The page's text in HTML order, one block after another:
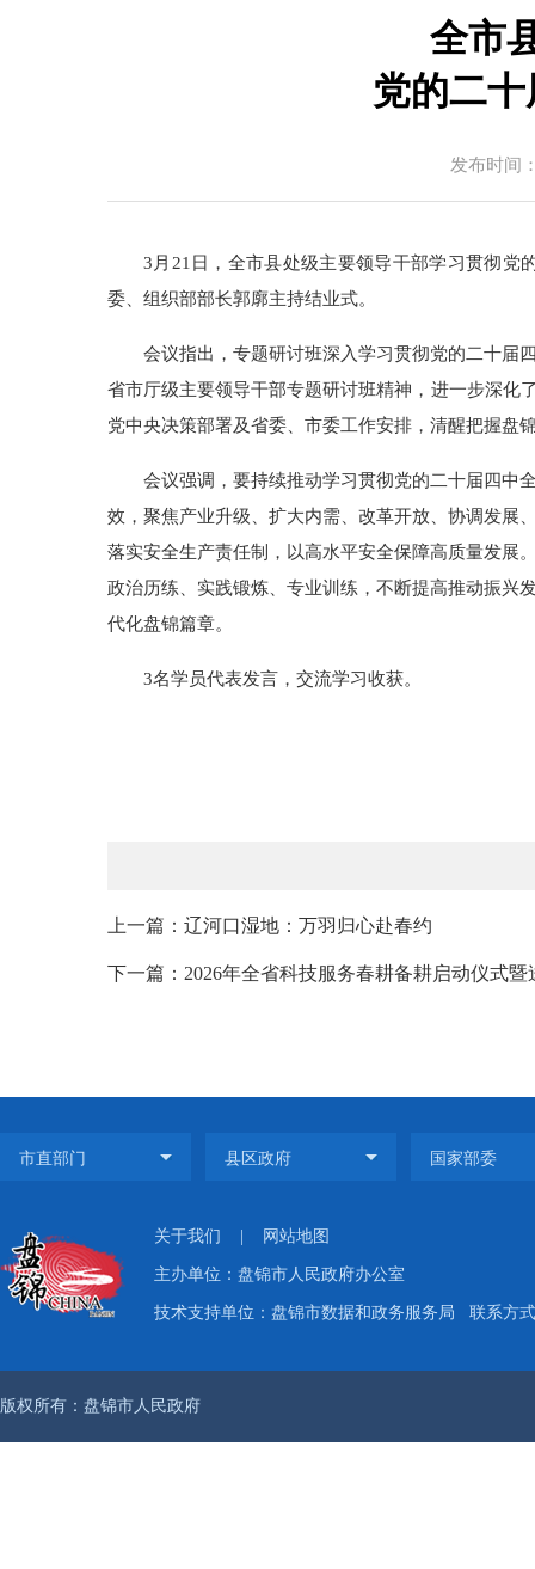
全市
党的二
发布时间
3月21日，全市县处级主要领导干部学习贯彻党
委、组织部部长郭廓主持结业式。
会议指出，专题研讨班深入学习贯彻党的二十届
省市厅级主要领导干部专题研讨班精神，进一步深化
党中央决策部署及省委、市委工作安排，清醒把握盘
会议强调，要持续推动学习贯彻党的二十届四中
效，聚焦产业升级、扩大内需、改革开放、协调发展
落实安全生产责任制，以高水平安全保障高质量发展
政治历练、实践锻炼、专业训练，不断提高推动振兴
代化盘锦篇章。
3名学员代表发言，交流学习收获。
上一篇：辽河口湿地：万羽归心赴春约
下一篇：2026年全省科技服务春耕备耕启动仪式
关于我们 网站地图
主办单位：盘锦市人民政府办公室
技术支持单位：盘锦市数据和政务服务局 联系方
版权所有：盘锦市人民政府